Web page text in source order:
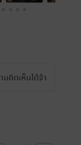
มคิดเห็นได้จ้า